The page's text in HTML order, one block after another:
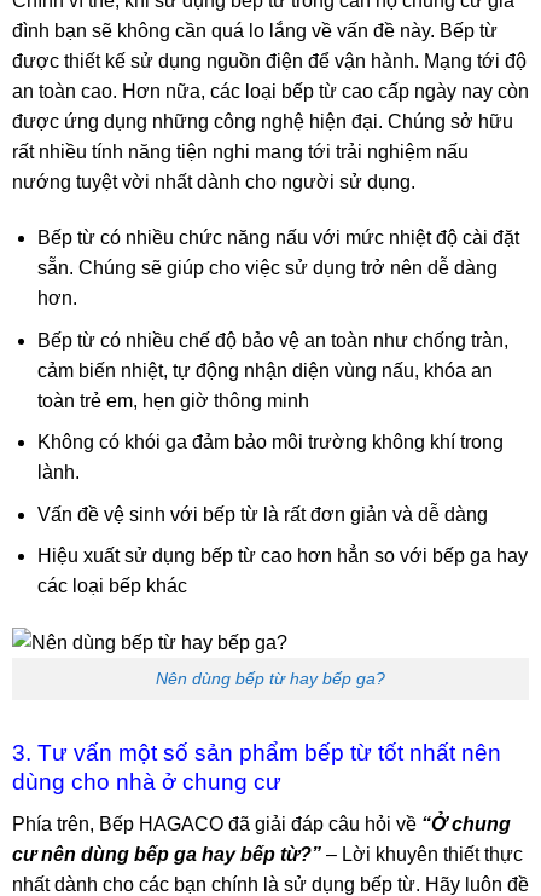
đình bạn sẽ không cần quá lo lắng về vấn đề này. Bếp từ
được thiết kế sử dụng nguồn điện để vận hành. Mạng tới độ
an toàn cao. Hơn nữa, các loại bếp từ cao cấp ngày nay còn
được ứng dụng những công nghệ hiện đại. Chúng sở hữu
rất nhiều tính năng tiện nghi mang tới trải nghiệm nấu
nướng tuyệt vời nhất dành cho người sử dụng.
Bếp từ có nhiều chức năng nấu với mức nhiệt độ cài đặt
sẵn. Chúng sẽ giúp cho việc sử dụng trở nên dễ dàng
hơn.
Bếp từ có nhiều chế độ bảo vệ an toàn như chống tràn,
cảm biến nhiệt, tự động nhận diện vùng nấu, khóa an
toàn trẻ em, hẹn giờ thông minh
Không có khói ga đảm bảo môi trường không khí trong
lành.
Vấn đề vệ sinh với bếp từ là rất đơn giản và dễ dàng
Hiệu xuất sử dụng bếp từ cao hơn hẳn so với bếp ga hay
các loại bếp khác
Nên dùng bếp từ hay bếp ga?
3. Tư vấn một số sản phẩm bếp từ tốt nhất nên
dùng cho nhà ở chung cư
Phía trên, Bếp HAGACO đã giải đáp câu hỏi về “Ở chung
cư nên dùng bếp ga hay bếp từ?” – Lời khuyên thiết thực
nhất dành cho các bạn chính là sử dụng bếp từ. Hãy luôn đề